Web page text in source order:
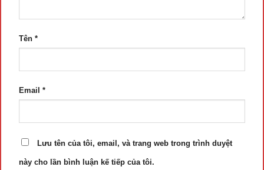
Tên *
Email *
Lưu tên của tôi, email, và trang web trong trình duyệt
này cho lần bình luận kế tiếp của tôi.